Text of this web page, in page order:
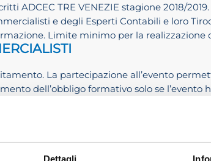
ADCEC TRE VENEZIE stagione 2018/
e degli Esperti Contabili e loro
Limite minimo per la realizzazione
La partecipazione all’evento
dell’obbligo formativo solo se